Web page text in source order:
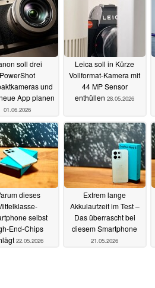
soll drei
PowerShot
und
App planen
01.06.2026
Leica soll in Kürze
Vollformat-Kamera mit
44 MP Sensor
enthüllen 28.05.2026
dieses
selbst
End-Chips
22.05.2026
Extrem lange
Akkulaufzeit im Test –
Das überrascht bei
diesem Smartphone
21.05.2026